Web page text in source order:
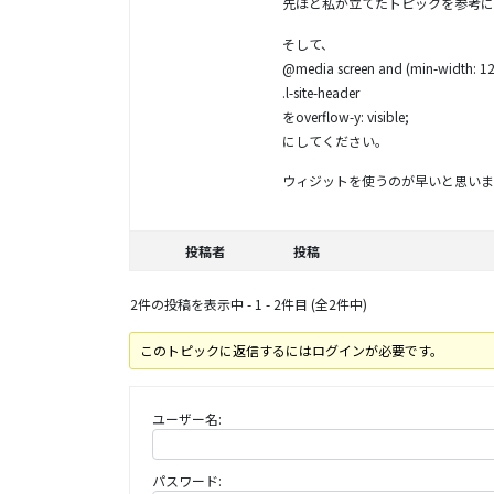
そして、
@media screen and (min-width:
.l-site-header
をoverflow-y: visible;
にしてください。
ウィジットを使うのが早いと思いま
投稿者 投稿
2件の投稿を表示中 - 1 - 2件目 (全2件中)
このトピックに返信するにはログインが必要です。
ユーザー名:
パスワード: